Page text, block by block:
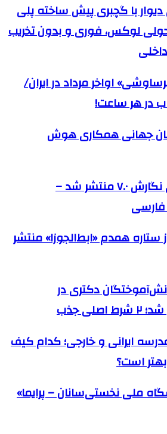
با گچبری پیش ساخته پلی
لوکس، فوری و بدون تخریب
اواخر مرداد در ایران/
جهانی همکاری هوش
وردپرس فارسی نگارش ۷.۰ منتشر شد –
ستاره همدم «ابط‌الجوزا» منتشر
دکتری در
جذب
ایرانی و خارجی؛ کدام کیف
است؟
ملی نخستی‌سانان – پرایما»